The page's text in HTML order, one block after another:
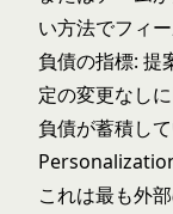
い方法でフィ
負債の指標: 提
定の変更なし
負債が蓄積して
これは最も外